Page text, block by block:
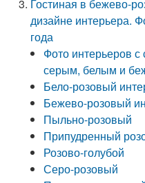
Гостиная в бежево-
дизайне интерьера.
года
Фото интерьеров с
серым, белым и
Бело-розовый
Бежево-розовый
Пыльно-розовый
Припудренный
Розово-голубой
Серо-розовый